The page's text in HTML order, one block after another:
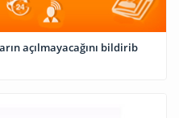
açılmayacağını bildirib